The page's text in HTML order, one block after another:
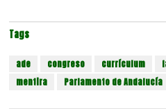
Tags
ade congreso currículum
mentira
Parlamento de Andalucía